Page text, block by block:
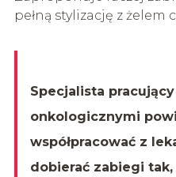
pełną stylizację z żelem
Specjalista
onkologicznymi
współpracować z
dobierać zabiegi tak,